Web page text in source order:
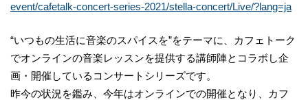
event/cafetalk-concert-series-2021/stella-concert/Live/?lang=ja
“いつもの生活に音楽のスパイスを”をテーマに、カフェトーク
でオンラインの音楽レッスンを提供する講師陣とコラボし企
画・開催しているコンサートシリーズです。
昨今の状況を鑑み、今年はオンラインでの開催となり、カフ